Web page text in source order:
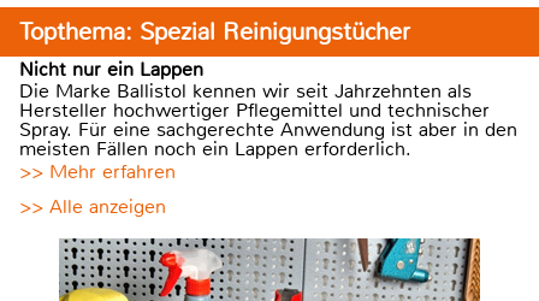
Topthema: Spezial Reinigungstücher
Nicht nur ein Lappen
Die Marke Ballistol kennen wir seit Jahrzehnten als
Hersteller hochwertiger Pflegemittel und technischer
Spray. Für eine sachgerechte Anwendung ist aber in den
meisten Fällen noch ein Lappen erforderlich.
>> Mehr erfahren
>> Alle anzeigen